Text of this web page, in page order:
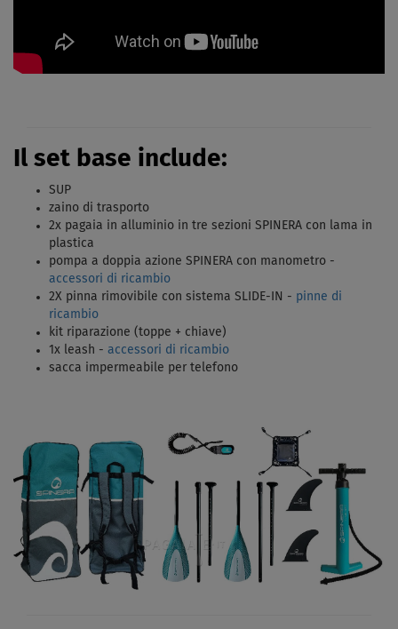
Il set base include:
SUP
zaino di trasporto
2x pagaia in alluminio in tre sezioni SPINERA con lama in
plastica
pompa a doppia azione SPINERA con manometro -
accessori di ricambio
2X pinna rimovibile con sistema SLIDE-IN - pinne di
ricambio
kit riparazione (toppe + chiave)
1x leash - accessori di ricambio
sacca impermeabile per telefono